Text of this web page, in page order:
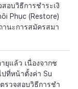
อบวิธีการชำระเงิ
Phục (Restore)
านะการสมัครสมา
ยุแล้ว เนื่องจากช
ปที่หน้าตั้งค่า Su
รวจสอบวิธีการชำ